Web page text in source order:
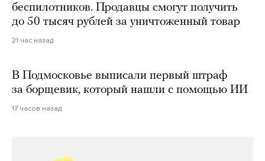
беспилотников. Продавцы смогут получить
до 50 тысяч рублей за уничтоженный товар
21 час назад
В Подмосковье выписали первый штраф
за борщевик, который нашли с помощью ИИ
17 часов назад